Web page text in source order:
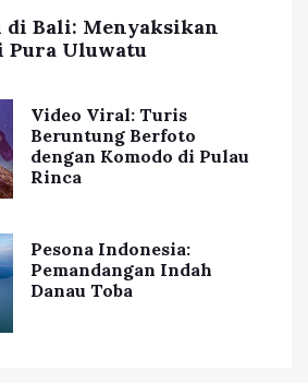
di Bali: Menyaksikan
Pura Uluwatu
Video Viral: Turis
Beruntung Berfoto
dengan Komodo di Pulau
Rinca
Pesona Indonesia:
Pemandangan Indah
Danau Toba